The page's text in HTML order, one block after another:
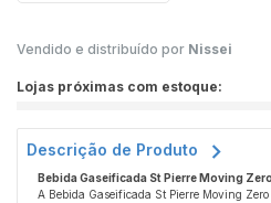
Vendido e distribuído por Nissei
Lojas próximas com estoque:
Descrição de Produto
Bebida Gaseificada St Pierre Moving
A Bebida Gaseificada St Pierre Moving